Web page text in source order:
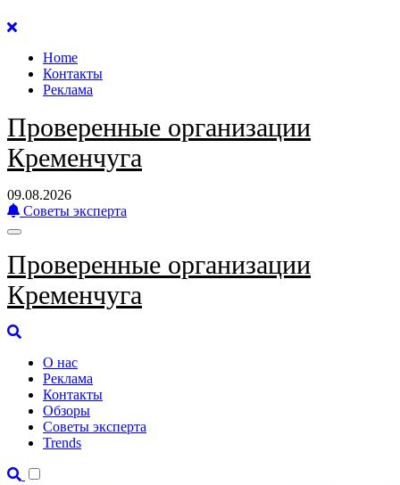
Перейти
содержанию
Home
Контакты
Реклама
Проверенные организации
Кременчуга
09.08.2026
Советы эксперта
Проверенные организации
Кременчуга
О нас
Реклама
Контакты
Обзоры
Советы эксперта
Trends